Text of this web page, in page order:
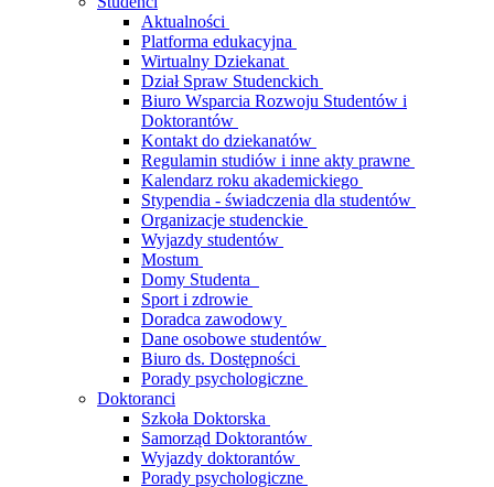
Aktualności
Platforma edukacyjna
Wirtualny Dziekanat
Dział Spraw Studenckich
Biuro Wsparcia Rozwoju Studentów i
Doktorantów
Kontakt do dziekanatów
Regulamin studiów i inne akty prawne
Kalendarz roku akademickiego
Stypendia - świadczenia dla studentów
Organizacje studenckie
Wyjazdy studentów
Mostum
Domy Studenta
Sport i zdrowie
Doradca zawodowy
Dane osobowe studentów
Biuro ds. Dostępności
Porady psychologiczne
Doktoranci
Szkoła Doktorska
Samorząd Doktorantów
Wyjazdy doktorantów
Porady psychologiczne